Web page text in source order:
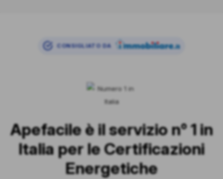
CONSIGLIATO DA
Apefacile è il servizio n° 1 in
Italia per le Certificazioni
Energetiche